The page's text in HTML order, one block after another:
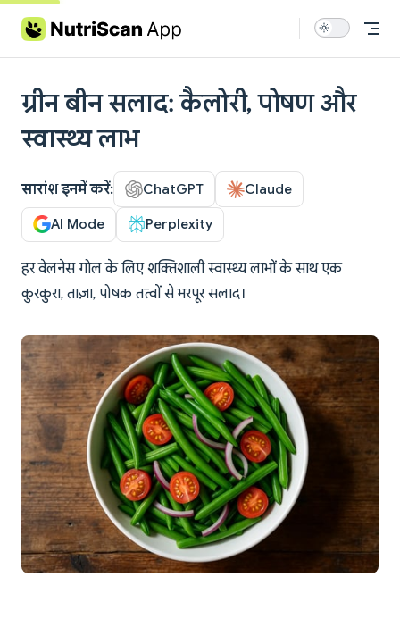
Skip to content
ग्रीन बीन सलाद: कैलोरी, पोषण और
स्वास्थ्य लाभ
सारांश इनमें करें: ChatGPT Claude
AI Mode Perplexity
हर वेलनेस गोल के लिए शक्तिशाली स्वास्थ्य लाभों के साथ एक
कुरकुरा, ताज़ा, पोषक तत्वों से भरपूर सलाद।